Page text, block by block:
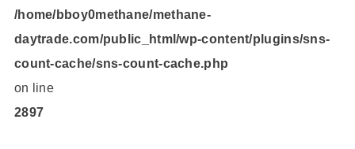
/home/bboy0methane/methane-
daytrade.com/public_html/wp-content/plugins/sns-
count-cache/sns-count-cache.php
on line
2897